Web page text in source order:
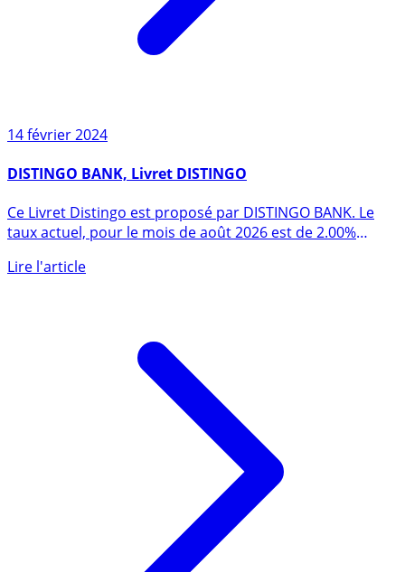
14 février 2024
DISTINGO BANK, Livret DISTINGO
taux actuel, pour le mois de août 2026 est de 2.00%